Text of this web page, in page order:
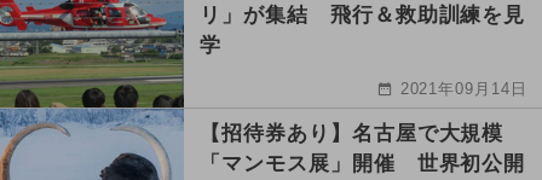
リ」が集結 飛行＆救助訓練を見
学
2021年09月14日
【招待券あり】名古屋で大規模
「マンモス展」開催 世界初公開